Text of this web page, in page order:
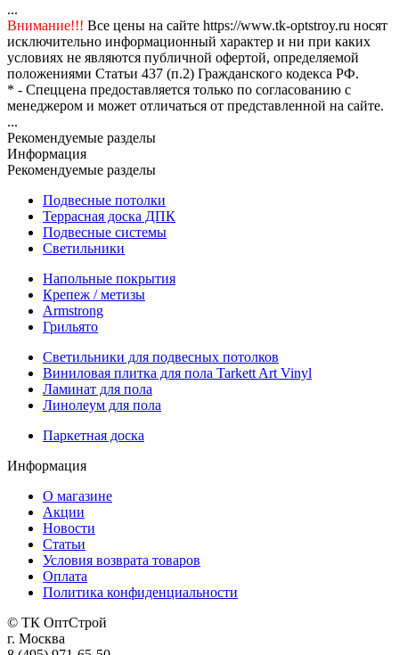
...
Внимание!!! Все цены на сайте https://www.tk-optstroy.ru носят
исключительно информационный характер и ни при каких
условиях не являются публичной офертой, определяемой
положениями Статьи 437 (п.2) Гражданского кодекса РФ.
* - Спеццена предоставляется только по согласованию с
менеджером и может отличаться от представленной на сайте.
...
Рекомендуемые разделы
Информация
Рекомендуемые разделы
Подвесные потолки
Террасная доска ДПК
Подвесные системы
Светильники
Напольные покрытия
Крепеж / метизы
Armstrong
Грильято
Светильники для подвесных потолков
Виниловая плитка для пола Tarkett Art Vinyl
Ламинат для пола
Линолеум для пола
Паркетная доска
Информация
О магазине
Акции
Новости
Статьи
Условия возврата товаров
Оплата
Политика конфиденциальности
© ТК ОптСтрой
г. Москва